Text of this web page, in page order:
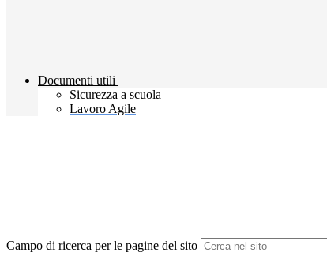
Documenti utili
Sicurezza a scuola
Lavoro Agile
Campo di ricerca per le pagine del sito